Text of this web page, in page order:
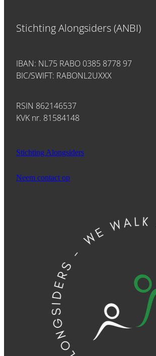
Stichting Alongsiders (ANBI)
IBAN: NL75 RABO 0385 8778 97
BIC/SWIFT: RABONL2UXXX
RSIN 862146537
KVK nr. 81584148
Stichting Alongsiders
Neem contact op